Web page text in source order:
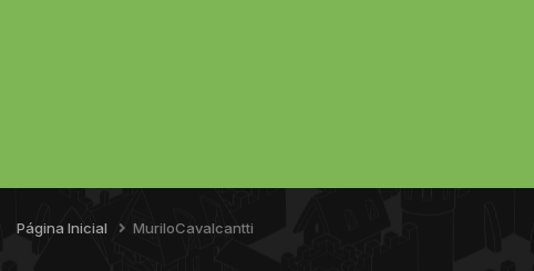
Página Inicial MuriloCavalcantti